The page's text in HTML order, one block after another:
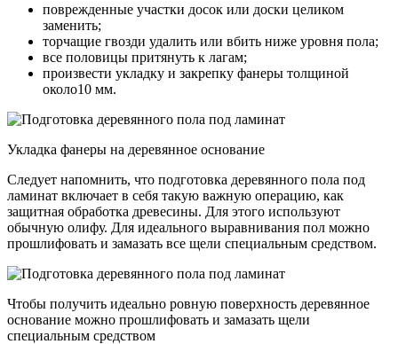
поврежденные участки досок или доски целиком
заменить;
торчащие гвозди удалить или вбить ниже уровня пола;
все половицы притянуть к лагам;
произвести укладку и закрепку фанеры толщиной
около10 мм.
Укладка фанеры на деревянное основание
Следует напомнить, что подготовка деревянного пола под
ламинат включает в себя такую важную операцию, как
защитная обработка древесины. Для этого используют
обычную олифу. Для идеального выравнивания пол можно
прошлифовать и замазать все щели специальным средством.
Чтобы получить идеально ровную поверхность деревянное
основание можно прошлифовать и замазать щели
специальным средством